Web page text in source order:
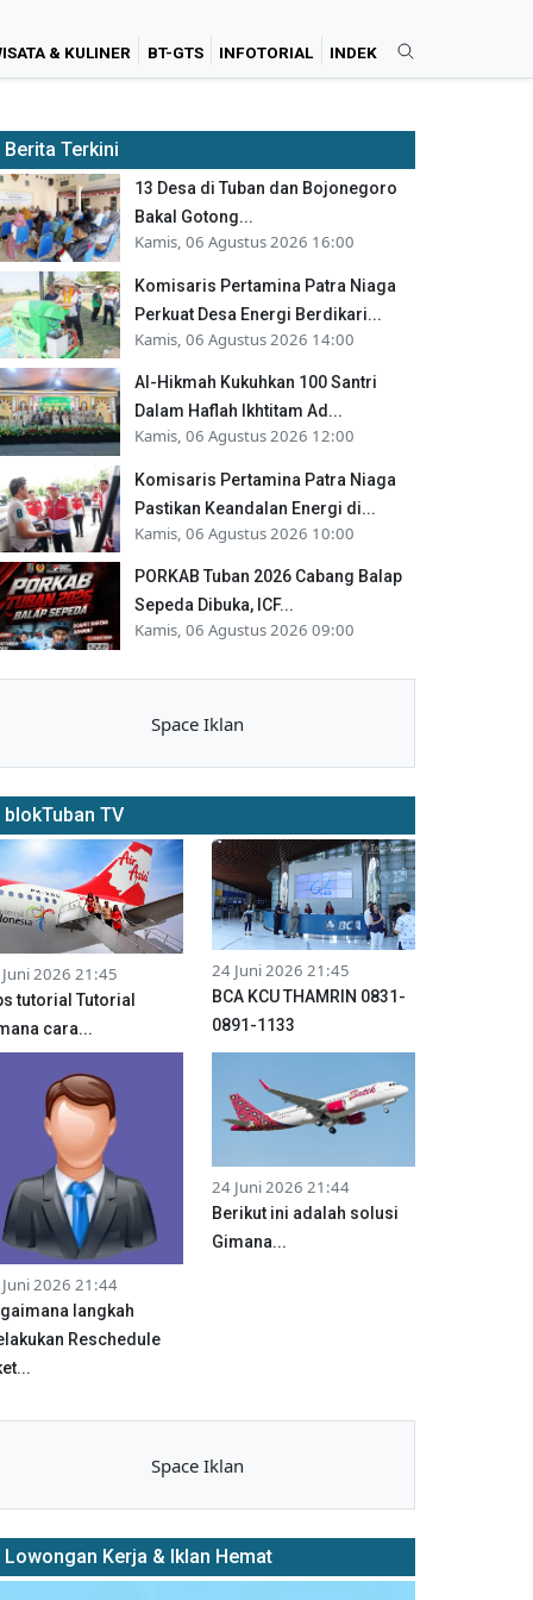
& KULINER BT-GTS INFOTORIAL INDEK
Berita Terkini
13 Desa di Tuban dan Bojonegoro
Bakal Gotong...
Kamis, 06 Agustus 2026 16:00
Komisaris Pertamina Patra Niaga
Perkuat Desa Energi Berdikari...
Kamis, 06 Agustus 2026 14:00
Al-Hikmah Kukuhkan 100 Santri
Dalam Haflah Ikhtitam Ad...
Kamis, 06 Agustus 2026 12:00
Komisaris Pertamina Patra Niaga
Pastikan Keandalan Energi di...
Kamis, 06 Agustus 2026 10:00
PORKAB Tuban 2026 Cabang Balap
Sepeda Dibuka, ICF...
Kamis, 06 Agustus 2026 09:00
Space Iklan
blokTuban TV
2026 21:45
tutorial Tutorial
cara...
24 Juni 2026 21:45
BCA KCU THAMRIN 0831-
0891-1133
2026 21:44
langkah
Reschedule
24 Juni 2026 21:44
Berikut ini adalah solusi
Gimana...
Space Iklan
Lowongan Kerja & Iklan Hemat